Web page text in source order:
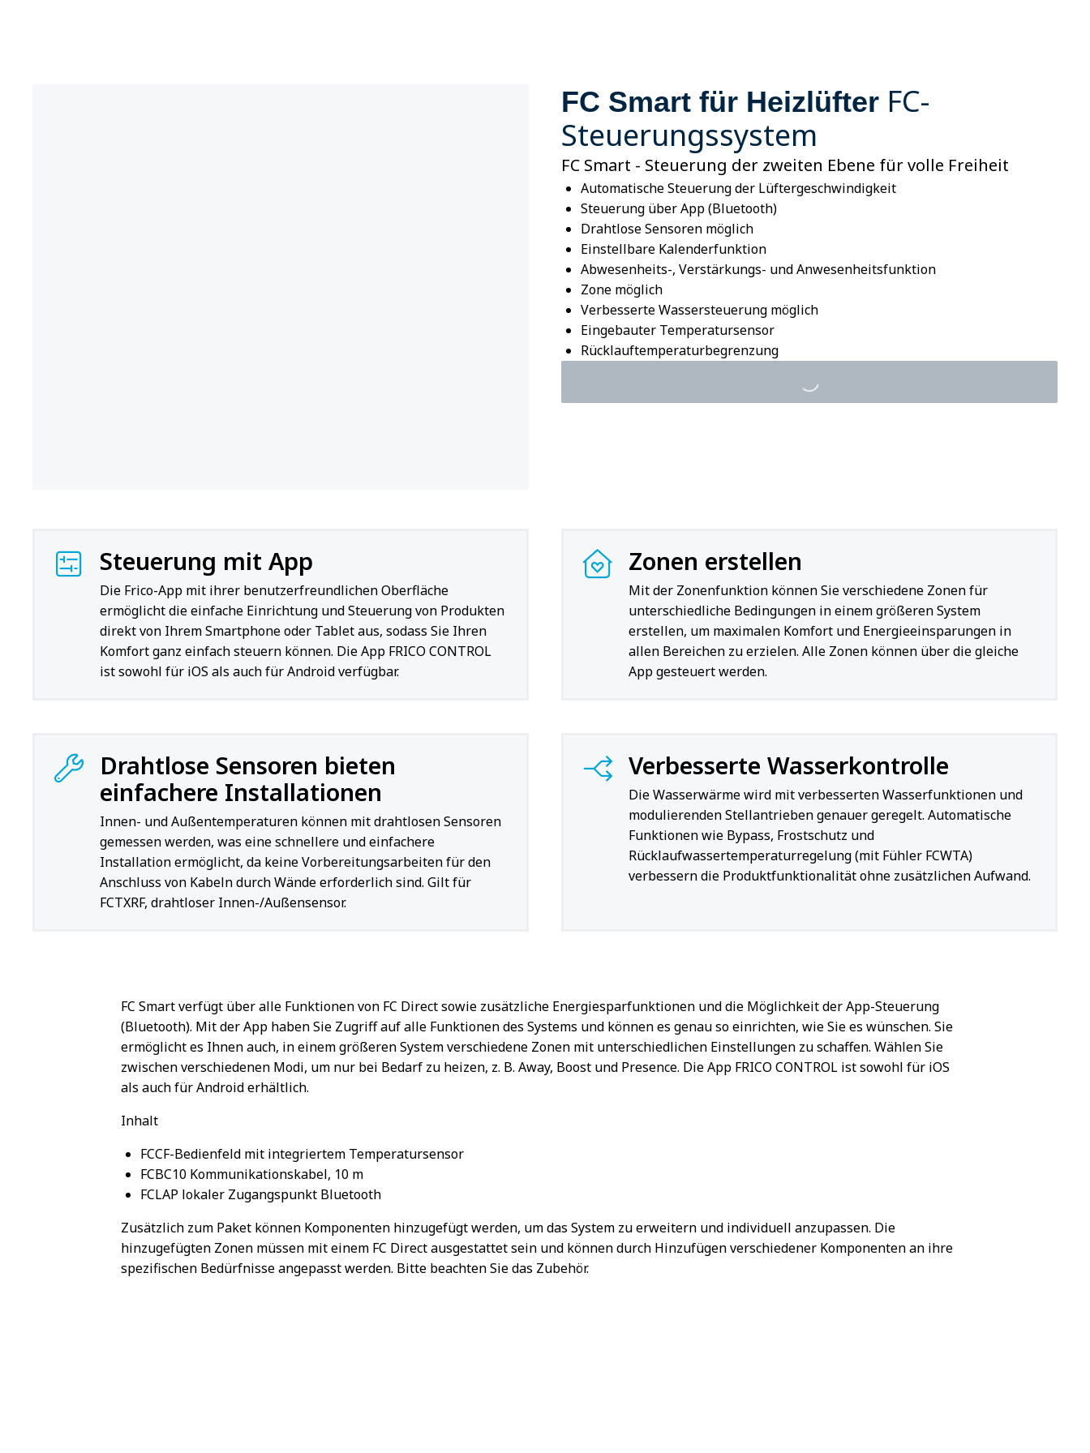
FC Smart für Heizlüfter FC-
Steuerungssystem
FC Smart - Steuerung der zweiten Ebene für volle Freiheit
Automatische Steuerung der Lüftergeschwindigkeit
Steuerung über App (Bluetooth)
Drahtlose Sensoren möglich
Einstellbare Kalenderfunktion
Abwesenheits-, Verstärkungs- und Anwesenheitsfunktion
Zone möglich
Verbesserte Wassersteuerung möglich
Eingebauter Temperatursensor
Rücklauftemperaturbegrenzung
Steuerung mit App
Die Frico-App mit ihrer benutzerfreundlichen Oberfläche
ermöglicht die einfache Einrichtung und Steuerung von Produkten
direkt von Ihrem Smartphone oder Tablet aus, sodass Sie Ihren
Komfort ganz einfach steuern können. Die App FRICO CONTROL
ist sowohl für iOS als auch für Android verfügbar.
Zonen erstellen
Mit der Zonenfunktion können Sie verschiedene Zonen für
unterschiedliche Bedingungen in einem größeren System
erstellen, um maximalen Komfort und Energieeinsparungen in
allen Bereichen zu erzielen. Alle Zonen können über die gleiche
App gesteuert werden.
Drahtlose Sensoren bieten
einfachere Installationen
Innen- und Außentemperaturen können mit drahtlosen Sensoren
gemessen werden, was eine schnellere und einfachere
Installation ermöglicht, da keine Vorbereitungsarbeiten für den
Anschluss von Kabeln durch Wände erforderlich sind. Gilt für
FCTXRF, drahtloser Innen-/Außensensor.
Verbesserte Wasserkontrolle
Die Wasserwärme wird mit verbesserten Wasserfunktionen und
modulierenden Stellantrieben genauer geregelt. Automatische
Funktionen wie Bypass, Frostschutz und
Rücklaufwassertemperaturregelung (mit Fühler FCWTA)
verbessern die Produktfunktionalität ohne zusätzlichen Aufwand.
FC Smart verfügt über alle Funktionen von FC Direct sowie zusätzliche Energiesparfunktionen und die Möglichkeit der App-Steuerung
(Bluetooth). Mit der App haben Sie Zugriff auf alle Funktionen des Systems und können es genau so einrichten, wie Sie es wünschen. Sie
ermöglicht es Ihnen auch, in einem größeren System verschiedene Zonen mit unterschiedlichen Einstellungen zu schaffen. Wählen Sie
zwischen verschiedenen Modi, um nur bei Bedarf zu heizen, z. B. Away, Boost und Presence. Die App FRICO CONTROL ist sowohl für iOS
als auch für Android erhältlich.
Inhalt
FCCF-Bedienfeld mit integriertem Temperatursensor
FCBC10 Kommunikationskabel, 10 m
FCLAP lokaler Zugangspunkt Bluetooth
Zusätzlich zum Paket können Komponenten hinzugefügt werden, um das System zu erweitern und individuell anzupassen. Die
hinzugefügten Zonen müssen mit einem FC Direct ausgestattet sein und können durch Hinzufügen verschiedener Komponenten an ihre
spezifischen Bedürfnisse angepasst werden. Bitte beachten Sie das Zubehör.